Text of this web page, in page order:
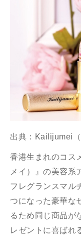
出典： Kailijumei（
香港生まれのコス
メイ）』の美容系
フレグランスマル
つになった豪華な
るため同じ商品が
レゼントに喜ばれ